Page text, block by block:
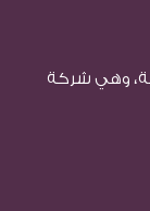
وهي شركة